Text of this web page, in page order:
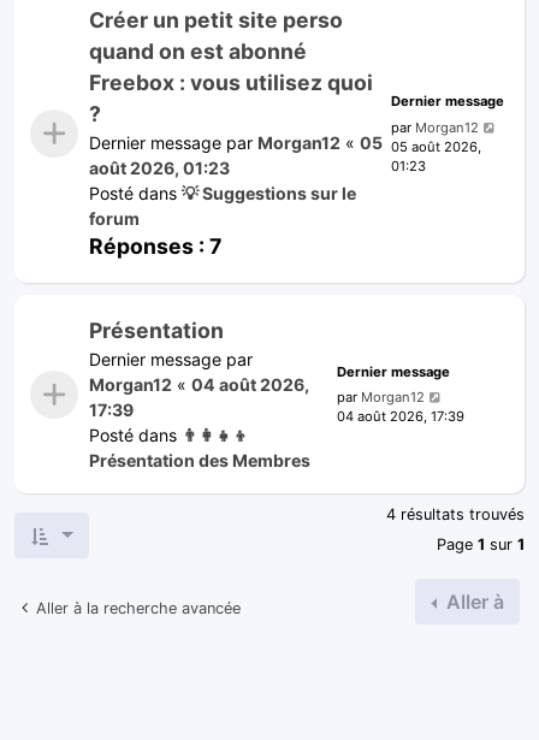
Créer un petit site perso
quand on est abonné
Freebox : vous utilisez quoi
?
Dernier message par Morgan12 « 05
août 2026, 01:23
Posté dans 💡 Suggestions sur le
forum
Réponses : 7
Dernier message
par Morgan12
05 août 2026,
01:23
Présentation
Dernier message par
Morgan12 « 04 août 2026,
17:39
Posté dans 👨‍👩‍👧‍👦
Présentation des Membres
Dernier message
par Morgan12
04 août 2026, 17:39
4 résultats trouvés
Page 1 sur 1
Aller à la recherche avancée Aller à